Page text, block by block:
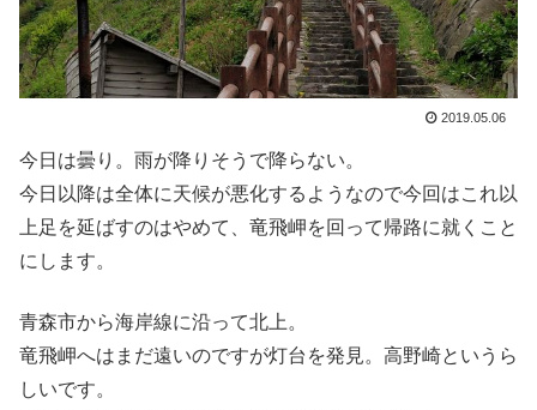
2019.05.06
今日は曇り。雨が降りそうで降らない。
今日以降は全体に天候が悪化するようなので今回はこれ以
上足を延ばすのはやめて、竜飛岬を回って帰路に就くこと
にします。
青森市から海岸線に沿って北上。
竜飛岬へはまだ遠いのですが灯台を発見。高野崎というら
しいです。